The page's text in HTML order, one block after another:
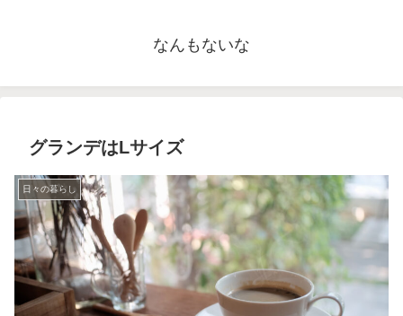
なんもないな
グランデはLサイズ
日々の暮らし